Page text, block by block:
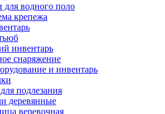
для водного поло
крепежа
инвентарь
снаряжение
и инвентарь
подлезания
деревянные
веревочная